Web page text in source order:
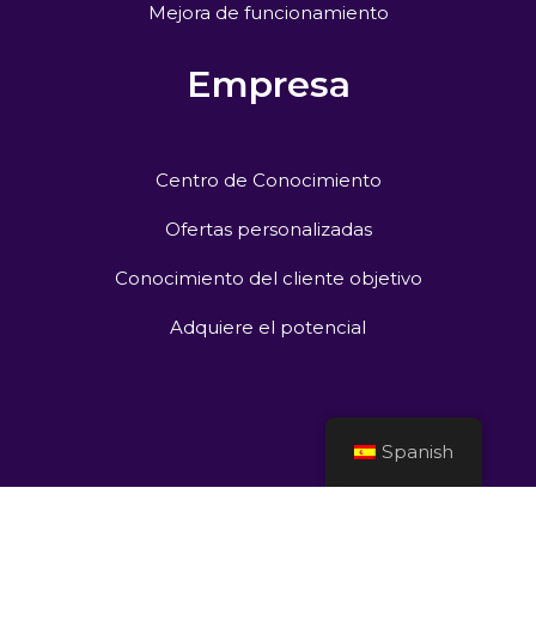
Mejora de funcionamiento
Empresa
Centro de Conocimiento
Ofertas personalizadas
Conocimiento del cliente objetivo
Adquiere el potencial
Spanish